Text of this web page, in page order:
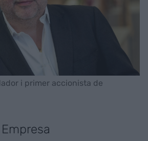
i primer accionista de